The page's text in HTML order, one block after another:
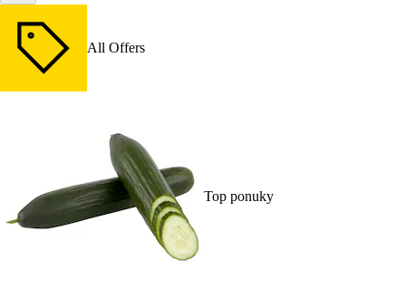
All Offers
Top ponuky